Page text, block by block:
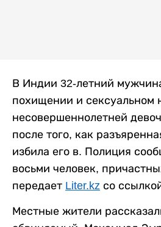
В Индии 32-летний
похищении и сексуальном
несовершеннолетней
после того, как
избила его в. Полиция
восьми человек,
передает Liter.kz со
Местные жители